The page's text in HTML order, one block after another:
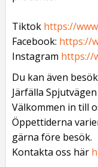
Tiktok https://
Facebook: https://
Instagram https://
Du kan även
Järfälla Spjutvägen
Välkommen in till
Öppettiderna
gärna före besök.
Kontakta oss här